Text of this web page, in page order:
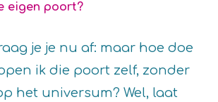
eigen poort?
je je nu af: maar hoe doe
ik die poort zelf, zonder
het universum? Wel, laat